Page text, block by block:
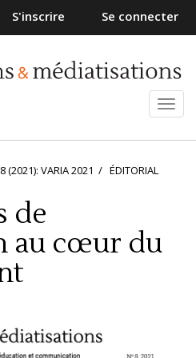
S'inscrire Se connecter
(2021): VARIA 2021 ÉDITORIAL
de
au cœur du